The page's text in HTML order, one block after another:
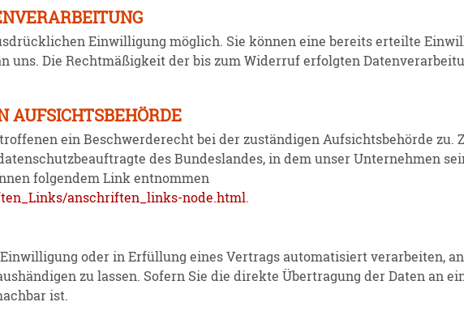
Einwil­ligung möglich. Sie können eine bereits erteilte
uns. Die Recht­mä­ßigkeit der bis zum Widerruf erfolgten
AUFSICHTSBEHÖRDE
ein Beschwer­de­recht bei der zustän­digen Aufsichts­be­hörde zu.
des Bundes­landes, in dem unser Unter­nehmen
folgendem Link entnommen
anschriften_links-node.html.
oder in Erfüllung eines Vertrags automa­ti­siert verar­beiten,
zu lassen. Sofern Sie die direkte Übertragung der Daten an
ist.